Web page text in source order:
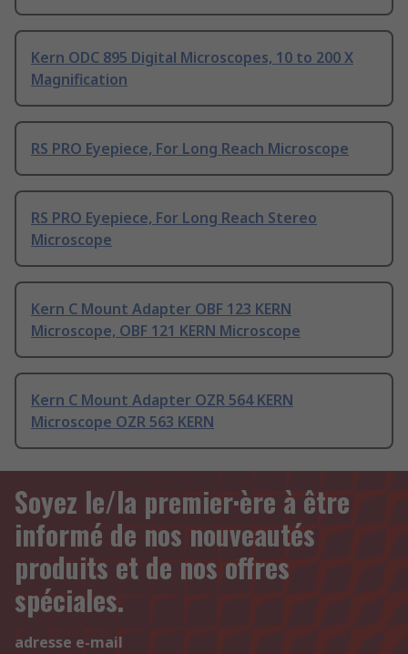
Kern ODC 895 Digital Microscopes, 10 to 200 X
Magnification
RS PRO Eyepiece, For Long Reach Microscope
RS PRO Eyepiece, For Long Reach Stereo
Microscope
Kern C Mount Adapter OBF 123 KERN
Microscope, OBF 121 KERN Microscope
Kern C Mount Adapter OZR 564 KERN
Microscope OZR 563 KERN
Soyez le/la premier·ère à être
informé de nos nouveautés
produits et de nos offres
spéciales.
adresse e-mail